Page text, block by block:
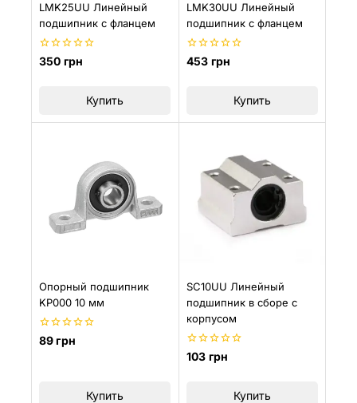
LMK25UU Линейный
подшипник с фланцем
0
350 грн
Купить
LMK30UU Линейный
подшипник с фланцем
0
453 грн
Купить
Опорный подшипник
KP000 10 мм
0
89грн
Купить
SC10UU Линейный
подшипник в сборе с
корпусом
0
103 грн
Купить